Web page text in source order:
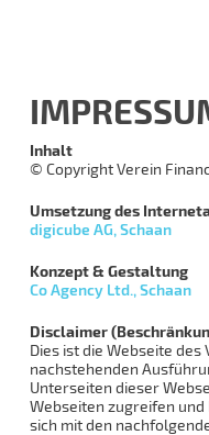
Inhalt
© Copyright Verein
Umsetzung des
digicube AG, Schaan
Konzept & Gestaltung
Co Agency Ltd., Schaan
Disclaimer
Dies ist die Webseite des
nachstehenden
Unterseiten dieser
Webseiten zugreifen
sich mit den